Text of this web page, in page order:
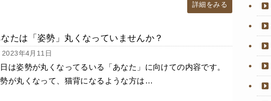
詳細をみる
たは「姿勢」丸くなっていませんか？
2023年4月11日
は姿勢が丸くなってるいる「あなた」に向けての内容です。
が丸くなって、猫背になるような方は…